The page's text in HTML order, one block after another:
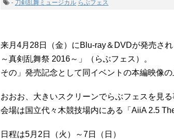
- 刀剣乱舞ミュージカル らぶフェス
来月4月28日（金）にBlu-ray＆DVDが発売さ
～真剣乱舞祭 2016～」（らぶフェス）。
その」発売記念として同イベントの本編映像
おおお、大きいスクリーンでらぶフェスを見る
会場は国立代々木競技場内にある「AiiA 2.5
日程は5月2日（火）～7日（日）